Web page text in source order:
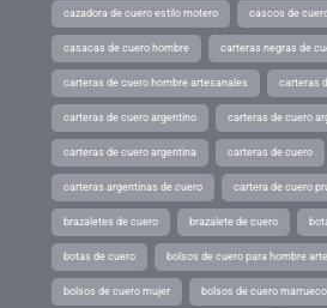
cazadora de cuero estilo motero cascos de
casacas de cuero hombre carteras negras de
carteras de cuero hombre artesanales carteras
carteras de cuero argentino carteras de cuero
carteras de cuero argentina carteras de cuero
carteras argentinas de cuero cartera de cuero
brazaletes de cuero brazalete de cuero
botas de cuero bolsos de cuero para hombre
bolsos de cuero mujer bolsos de cuero